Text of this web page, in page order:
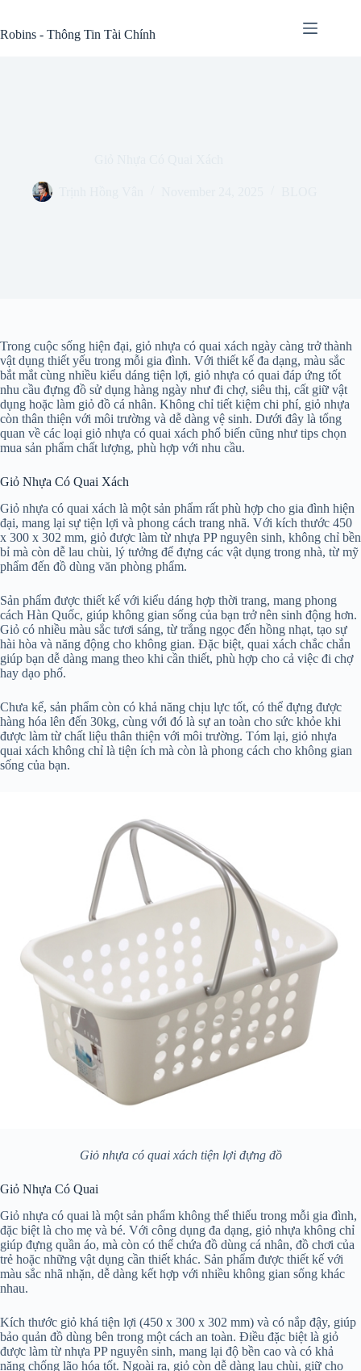
content
Robins - Thông Tin Tài Chính
Trong cuộc sống hiện đại, giỏ nhựa có quai xách ngày càng trở thành
vật dụng thiết yếu trong mỗi gia đình. Với thiết kế đa dạng, màu sắc
bắt mắt cùng nhiều kiểu dáng tiện lợi, giỏ nhựa có quai đáp ứng tốt
nhu cầu đựng đồ sử dụng hàng ngày như đi chợ, siêu thị, cất giữ vật
dụng hoặc làm giỏ đồ cá nhân. Không chỉ tiết kiệm chi phí, giỏ nhựa
còn thân thiện với môi trường và dễ dàng vệ sinh. Dưới đây là tổng
quan về các loại giỏ nhựa có quai xách phổ biến cũng như tips chọn
mua sản phẩm chất lượng, phù hợp với nhu cầu.
Giỏ Nhựa Có Quai Xách
Giỏ nhựa có quai xách là một sản phẩm rất phù hợp cho gia đình hiện
đại, mang lại sự tiện lợi và phong cách trang nhã. Với kích thước 450
x 300 x 302 mm, giỏ được làm từ nhựa PP nguyên sinh, không chỉ bền
bỉ mà còn dễ lau chùi, lý tưởng để đựng các vật dụng trong nhà, từ mỹ
phẩm đến đồ dùng văn phòng phẩm.
Sản phẩm được thiết kế với kiểu dáng hợp thời trang, mang phong
cách Hàn Quốc, giúp không gian sống của bạn trở nên sinh động hơn.
Giỏ có nhiều màu sắc tươi sáng, từ trắng ngọc đến hồng nhạt, tạo sự
hài hòa và năng động cho không gian. Đặc biệt, quai xách chắc chắn
giúp bạn dễ dàng mang theo khi cần thiết, phù hợp cho cả việc đi chợ
hay dạo phố.
Chưa kể, sản phẩm còn có khả năng chịu lực tốt, có thể đựng được
hàng hóa lên đến 30kg, cùng với đó là sự an toàn cho sức khỏe khi
được làm từ chất liệu thân thiện với môi trường. Tóm lại, giỏ nhựa
quai xách không chỉ là tiện ích mà còn là phong cách cho không gian
sống của bạn.
Giỏ nhựa có quai xách tiện lợi đựng đồ
Giỏ Nhựa Có Quai
Giỏ nhựa có quai là một sản phẩm không thể thiếu trong mỗi gia đình,
đặc biệt là cho mẹ và bé. Với công dụng đa dạng, giỏ nhựa không chỉ
giúp đựng quần áo, mà còn có thể chứa đồ dùng cá nhân, đồ chơi của
trẻ hoặc những vật dụng cần thiết khác. Sản phẩm được thiết kế với
màu sắc nhã nhặn, dễ dàng kết hợp với nhiều không gian sống khác
nhau.
Kích thước giỏ khá tiện lợi (450 x 300 x 302 mm) và có nắp đậy, giúp
bảo quản đồ dùng bên trong một cách an toàn. Điều đặc biệt là giỏ
được làm từ nhựa PP nguyên sinh, mang lại độ bền cao và có khả
năng chống lão hóa tốt. Ngoài ra, giỏ còn dễ dàng lau chùi, giữ cho